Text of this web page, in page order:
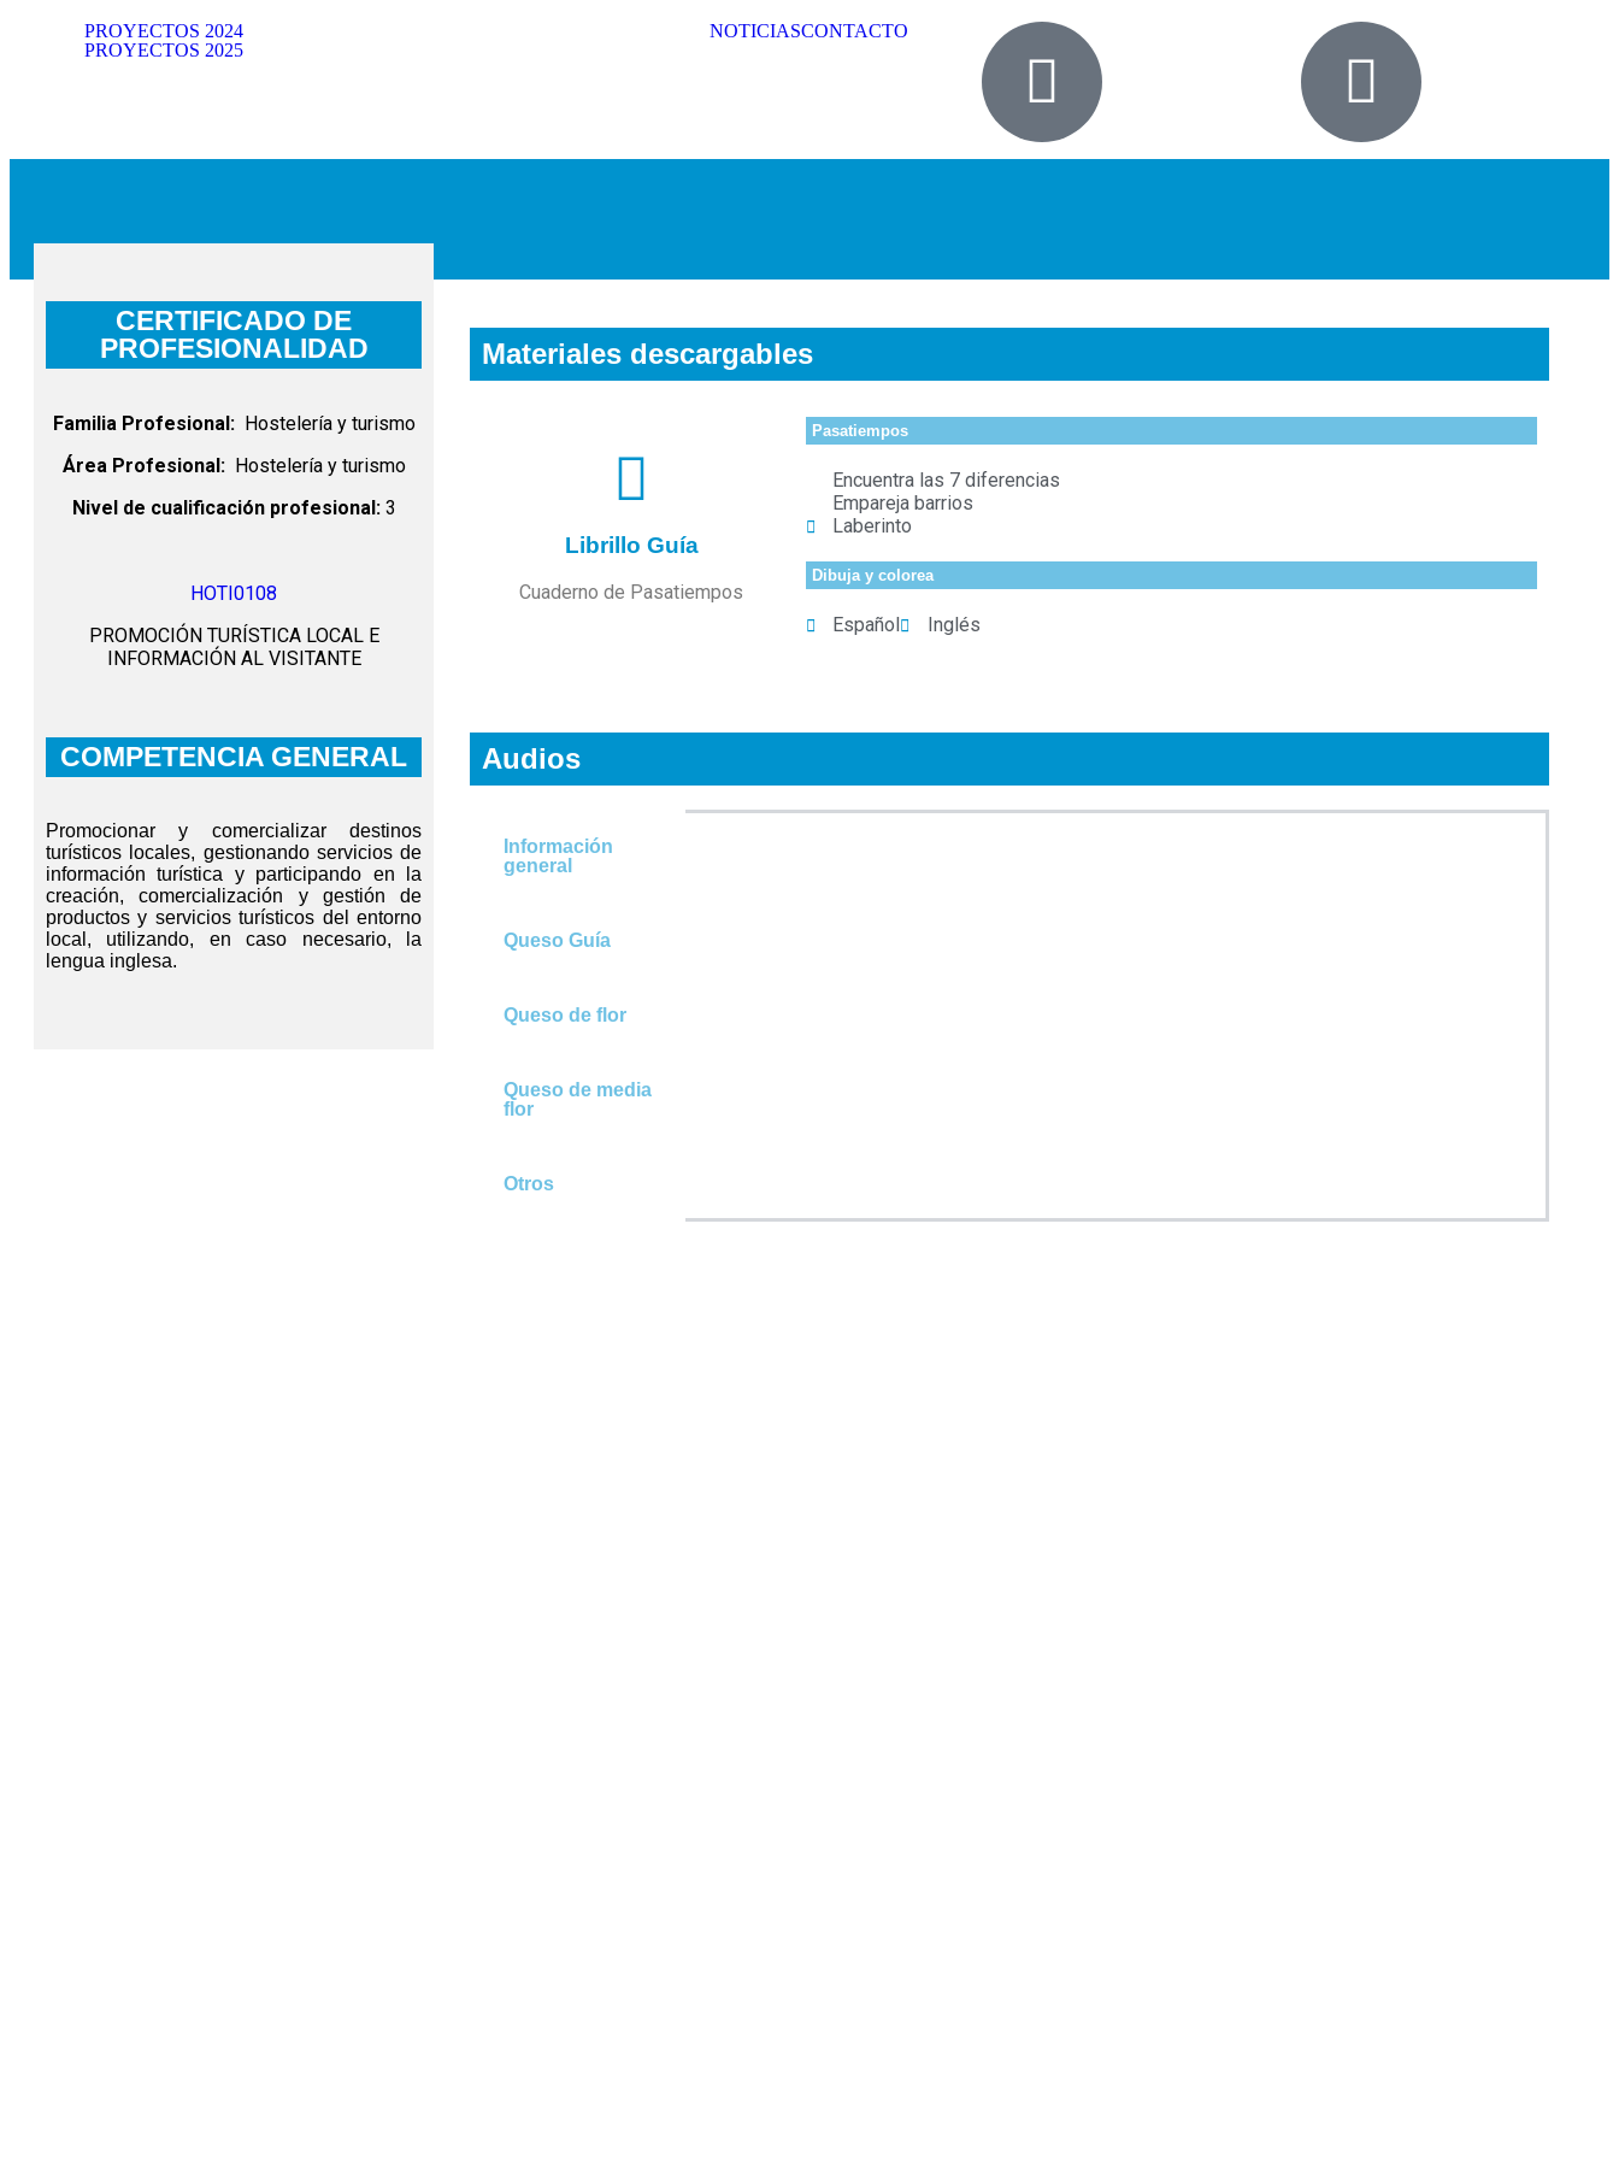
PROYECTOS 2024
PROYECTOS 2025
NOTICIASCONTACTO
CERTIFICADO DE
PROFESIONALIDAD
Familia Profesional: Hostelería y turismo
Área Profesional: Hostelería y turismo
Nivel de cualificación profesional:3
HOTI0108
PROMOCIÓN TURÍSTICA LOCAL E
INFORMACIÓN AL VISITANTE
COMPETENCIA GENERAL
Promocionar y comercializar
destinos
turísticos locales, gestionando servicios de
información
turística y participando en
la
creación,
comercialización y gestión
de
productos y servicios turísticos del entorno
local, utilizando, en caso necesario, la
lengua inglesa.
Materiales descargables
Librillo Guía
Cuaderno de Pasatiempos
Pasatiempos
Encuentra las 7 diferencias
Empareja barrios
Laberinto
Dibuja y colorea
Español Inglés
Audios
Información
general
Queso Guía
Queso de flor
Queso de media
flor
Otros